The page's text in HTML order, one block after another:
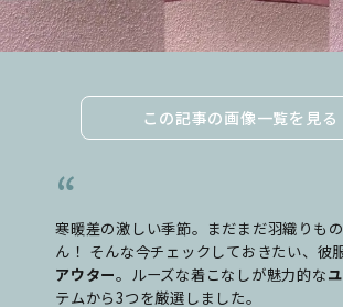
この記事の画像一覧を見る
寒暖差の激しい季節。まだまだ羽織りも
ん！ そんな今チェックしておきたい、彼
アウター。ルーズな着こなしが魅力的な
テムから3つを厳選しました。